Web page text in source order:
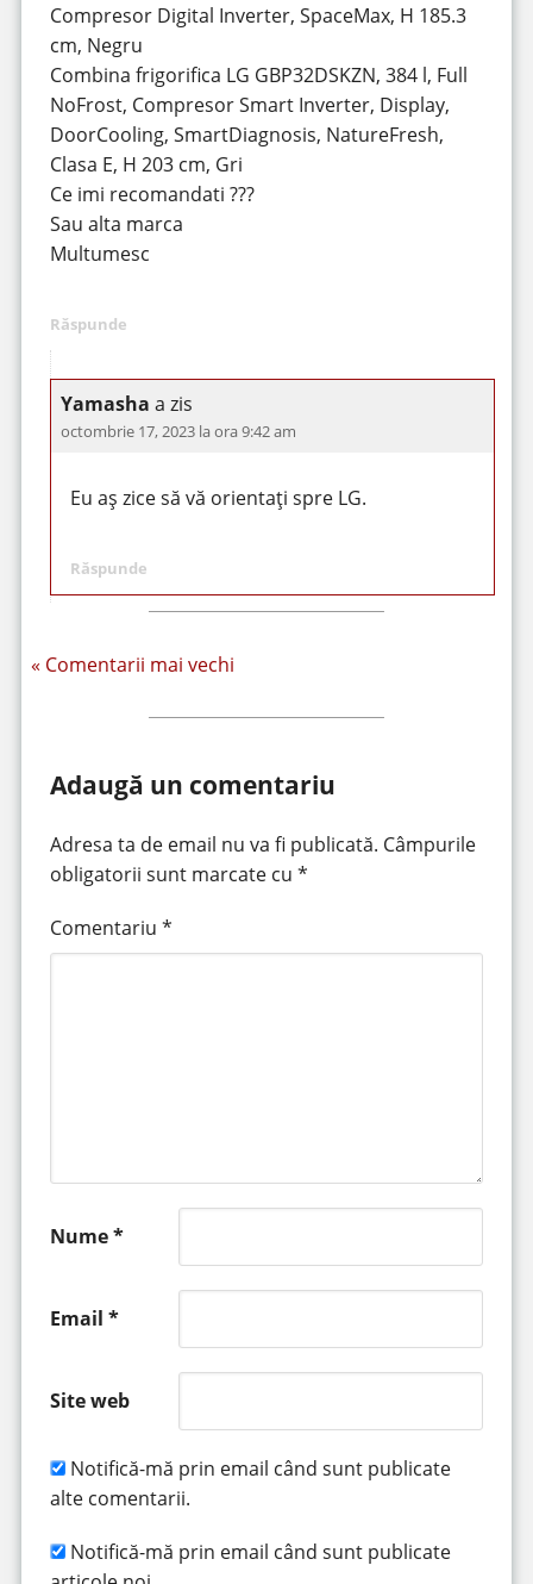
Compresor Digital Inverter, SpaceMax, H 185.3
cm, Negru
Combina frigorifica LG GBP32DSKZN, 384 l, Full
NoFrost, Compresor Smart Inverter, Display,
DoorCooling, SmartDiagnosis, NatureFresh,
Clasa E, H 203 cm, Gri
Ce imi recomandati ???
Sau alta marca
Multumesc
Răspunde
Yamasha a zis
octombrie 17, 2023 la ora 9:42 am
Eu aș zice să vă orientați spre LG.
Răspunde
« Comentarii mai vechi
Adaugă un comentariu
Adresa ta de email nu va fi publicată. Câmpurile
obligatorii sunt marcate cu *
Comentariu *
Nume*
Email *
Site web
Notifică-mă prin email când sunt publicate
alte comentarii.
Notifică-mă prin email când sunt publicate